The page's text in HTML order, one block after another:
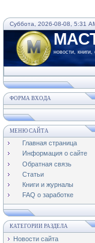
Суббота, 2026-08-08, 5:31
новости,
ФОРМА ВХОДА
МЕНЮ САЙТА
Главная страница
Информация о сайте
Обратная связь
Статьи
Книги и журналы
FAQ о заработке
КАТЕГОРИИ РАЗДЕЛА
Новости сайта